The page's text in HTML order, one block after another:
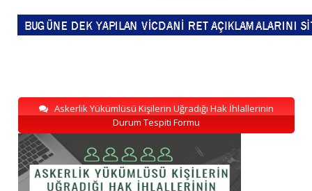
Askerlik Yükümlüsü Kişilerin Uğradığı Hak İhlallerinin
Durum Tespiti Formu